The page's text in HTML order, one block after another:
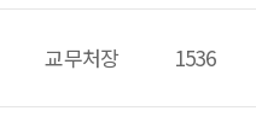
교무처장 1536